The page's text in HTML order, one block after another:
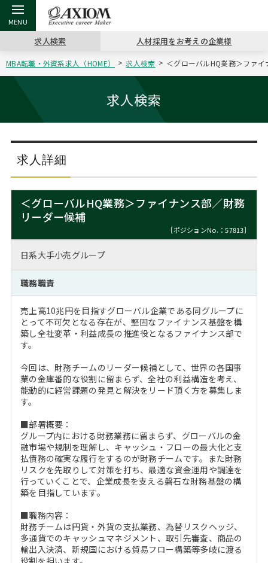
戻る
アクシアムの特長
戻る
コンサ
サービス案内
戻る
キャリ
コンサルタントの紹介
戻る
キャリア支援 TOP
キャリアデザイン講座
（最新求人市場動向）
戻る
MBAの
ステージ別アドバイス
MBAの転職事例
MBA留学生数の推移
戻る
日本か
インターン受入企業一覧
MBAを生かす求人特集
年齢と年収の相関図
戻る
転職ツール TOP
英文レジュメの書き方
戻る
パワー
職務経歴書の書き方
よくある面接Q&A集
戻る
転職コラム TOP
“展”職相談室
転職市場の明日をよめ
転職成功への4つの鍵
戻る
イベント・セミナー TOP
ジョブフェア
キャリアデザインセミナー
キャリアフォーラム
MBA NETWORKING
戻る
会社概要 TOP
沿革
主なクライアント
採用情報
求人検索 人材採用をお考えの企業様
MBA転職・外資系求人（HOME） 求人検索 ＜グローバルHQ業務＞ファ
求人検索
求人詳細
＜グローバルHQ業務＞ファイナンス部／財務
リーダー候補
［ポジションNo.：57813］
日系大手小売グループ
職務職責
売上高10兆円を目指すグローバル企業である同グループに
とって不可欠となる存在が、堅固なファイナンス基盤を構
築し全社変革・利益成長の推進役となるファイナンス部で
す。
今回は、財務チームのリーダー候補として、世界の各国事
業の金庫番的な役割に留まらず、全社の利益構造を考え、
能動的に経営課題の発見と解決をリード頂く方を募集しま
す。
■部署概要：
グループ内における財務業務に留まらず、グローバルの金
融市場や規制を理解し、キャッシュ・フローの最大化と支
払債務の確実な履行をするのが財務チームです。また財務
リスクを先取りして対策を打ち、最適な資金運用や調達を
行っていくことで、企業成長を支える磐石な財務基盤の構
築を目指しています。
■職務内容：
財務チームは円貨・外貨の支払業務、為替リスクヘッジ、
多通貨でのキャッシュマネジメント、取引先審査、商品の
輸出入決済、新規国における貿易フロー構築等多岐に渡る
役割を担います。